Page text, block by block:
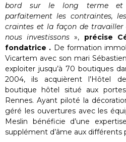
bord sur le long terme et
parfaitement les contraintes,
craintes et la façon de travailler
nous investissons», précise
fondatrice . De formation
Vicartem avec son mari
exploiter jusqu’à 70 boutiques
2004, ils acquièrent l’Hôtel
boutique hôtel situé aux
Rennes. Ayant piloté la
géré les ouvertures avec les
Meslin bénéficie d’une
supplément d’âme aux différents